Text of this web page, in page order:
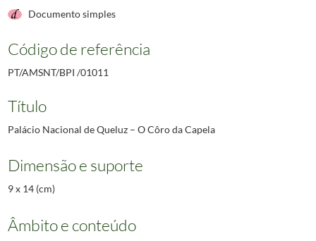
Documento simples
Código de referência
PT/AMSNT/BPI /01011
Título
Palácio Nacional de Queluz – O Côro da Capela
Dimensão e suporte
9 x 14 (cm)
Âmbito e conteúdo